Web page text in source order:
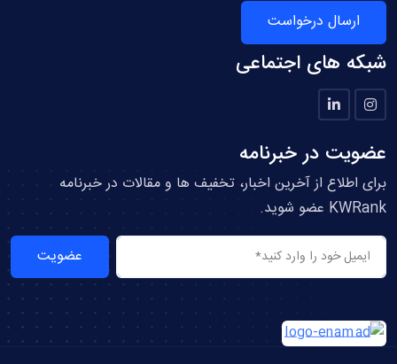
ارسال درخواست
شبکه های اجتماعی
عضویت در خبرنامه
برای اطلاع از آخرین اخبار، تخفیف ها و مقالات در خبرنامه
KWRank عضو شوید.
عضویت